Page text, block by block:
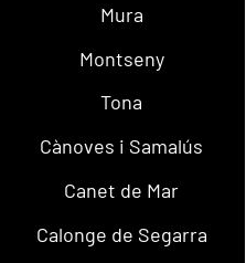
Mura
Montseny
Tona
Cànoves i Samalús
Canet de Mar
Calonge de Segarra